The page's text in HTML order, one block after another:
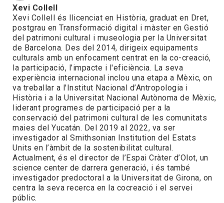
Xevi Collell
Xevi Collell és llicenciat en Història, graduat en Dret,
postgrau en Transformació digital i màster en Gestió
del patrimoni cultural i museologia per la Universitat
de Barcelona. Des del 2014, dirigeix equipaments
culturals amb un enfocament centrat en la co-creació,
la participació, l’impacte i l'eficiència. La seva
experiència internacional inclou una etapa a Mèxic, on
va treballar a l'Institut Nacional d’Antropologia i
Història i a la Universitat Nacional Autònoma de Mèxic,
liderant programes de participació per a la
conservació del patrimoni cultural de les comunitats
maies del Yucatán. Del 2019 al 2022, va ser
investigador al Smithsonian Institution del Estats
Units en l’àmbit de la sostenibilitat cultural.
Actualment, és el director de l’Espai Cràter d’Olot, un
science center de darrera generació, i és també
investigador predoctoral a la Universitat de Girona, on
centra la seva recerca en la cocreació i el servei
públic.